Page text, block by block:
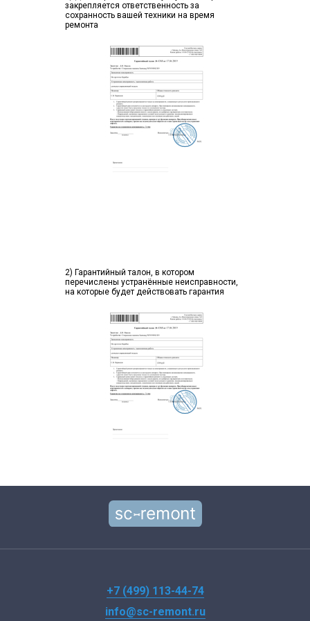
закрепляется ответственность за
сохранность вашей техники на время
ремонта
2) Гарантийный талон, в котором
перечислены устранённые неисправности,
на которые будет действовать гарантия
+7 (499) 113-44-74
info@sc-remont.ru